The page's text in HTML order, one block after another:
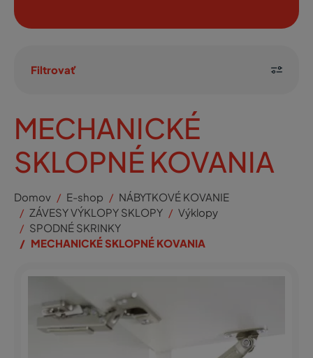
Filtrovať
MECHANICKÉ
SKLOPNÉ KOVANIA
Domov E-shop
NÁBYTKOVÉ KOVANIE
ZÁVESY VÝKLOPY SKLOPY
Výklopy
SPODNÉ SKRINKY
MECHANICKÉ SKLOPNÉ KOVANIA